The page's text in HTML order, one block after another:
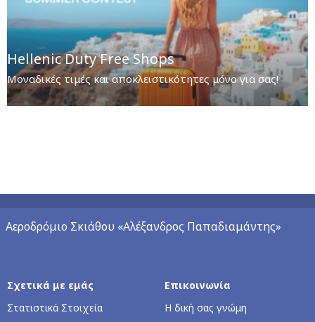
Hellenic Duty Free Shops
Μοναδικές τιμές και αποκλειστικότητες μόνο για σας!
Αεροδρόμιο Σκιάθου «Αλέξανδρος Παπαδιαμάντης»
Σχετικά με εμάς
Στατιστικά Στοιχεία
Επικοινωνία
Η δική σας γνώμη